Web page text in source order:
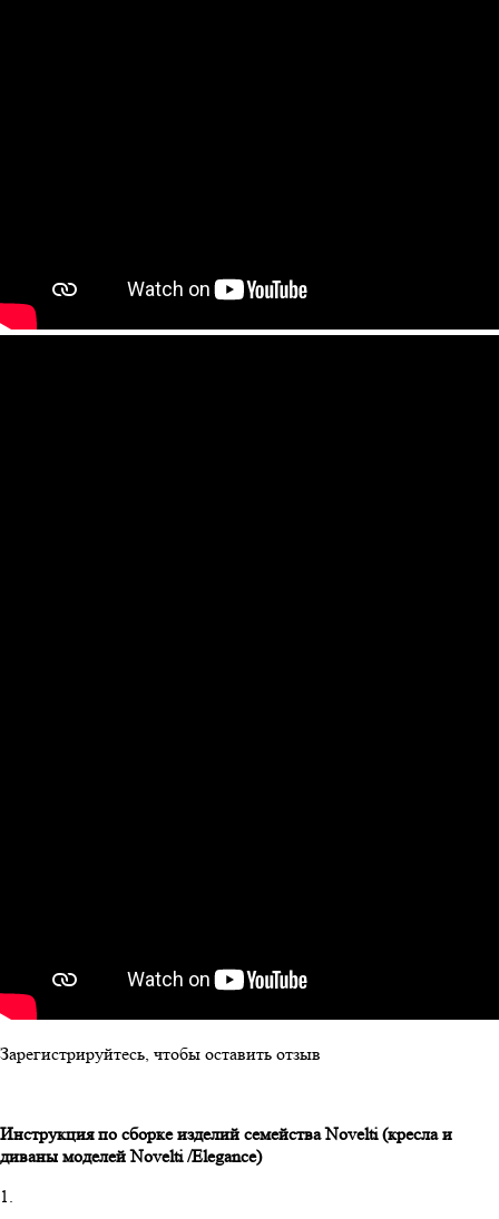
Зарегистрируйтесь, чтобы оставить отзыв
Инструкция по сборке изделий семействаNovelti(кресла и
диваны моделейNovelti/Elegance)
1.